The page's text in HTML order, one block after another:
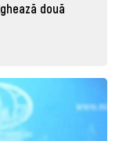
două